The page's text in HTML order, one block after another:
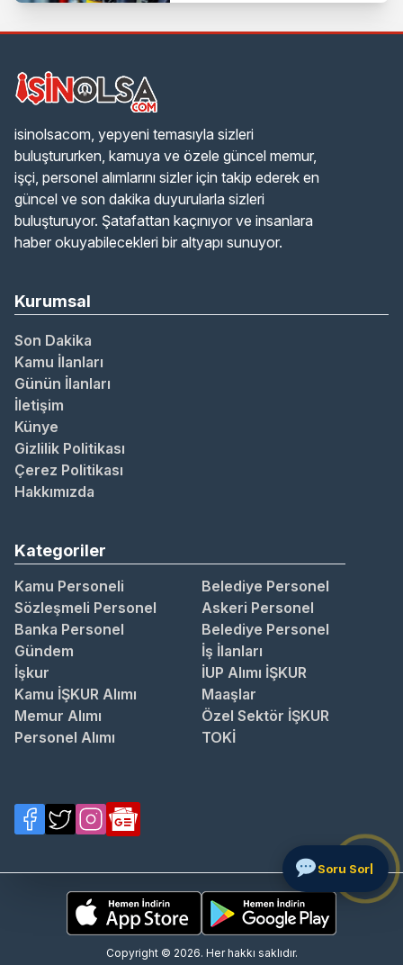
isinolsacom, yepyeni temasıyla sizleri
buluştururken, kamuya ve özele güncel memur,
işçi, personel alımlarını sizler için takip ederek en
güncel ve son dakika duyurularla sizleri
buluşturuyor. Şatafattan kaçınıyor ve insanlara
haber okuyabilecekleri bir altyapı sunuyor.
Kurumsal
Son Dakika
Kamu İlanları
Günün İlanları
İletişim
Künye
Gizlilik Politikası
Çerez Politikası
Hakkımızda
Kategoriler
Kamu Personeli
Belediye Personel
Sözleşmeli Personel
Askeri Personel
Banka Personel
Belediye Personel
Gündem
İş İlanları
İşkur
İUP Alımı İŞKUR
Kamu İŞKUR Alımı
Maaşlar
Memur Alımı
Özel Sektör İŞKUR
Personel Alımı
TOKİ
Copyright © 2026. Her hakkı saklıdır.